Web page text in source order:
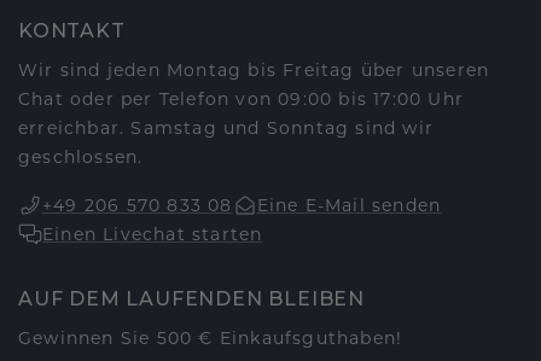
KONTAKT
Wir sind jeden Montag bis Freitag über unseren
Chat oder per Telefon von 09:00 bis 17:00 Uhr
erreichbar. Samstag und Sonntag sind wir
geschlossen.
+49 206 570 833 08
Eine E-Mail senden
Einen Livechat starten
AUF DEM LAUFENDEN BLEIBEN
Gewinnen Sie 500 € Einkaufsguthaben!